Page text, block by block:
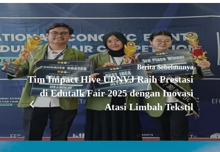
Berita Sebelumnya
Tim Impact Hive UPNVJ Raih Prestasi
di Edutalk Fair 2025 dengan Inovasi
Atasi Limbah Tekstil